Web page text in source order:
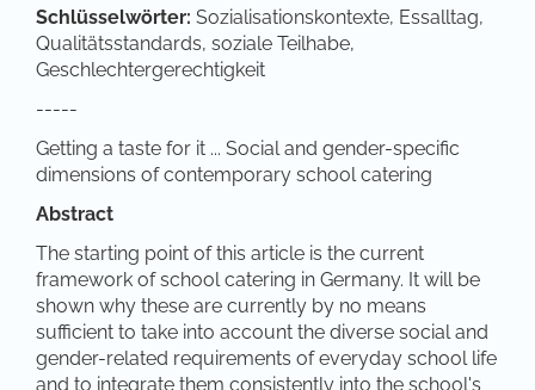
Schlüsselwörter: Sozialisationskontexte, Essalltag,
Qualitätsstandards, soziale Teilhabe,
Geschlechtergerechtigkeit
-----
Getting a taste for it ... Social and gender-specific
dimensions of contemporary school catering
Abstract
The starting point of this article is the current
framework of school catering in Germany. It will be
shown why these are currently by no means
sufficient to take into account the diverse social and
gender-related requirements of everyday school life
and to integrate them consistently into the school's